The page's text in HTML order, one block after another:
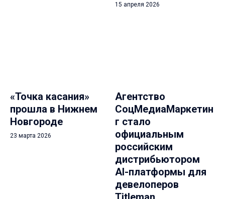
15 апреля 2026
«Точка касания»
прошла в Нижнем
Новгороде
23 марта 2026
Агентство
СоцМедиаМаркетин
г стало
официальным
российским
дистрибьютором
AI-платформы для
девелоперов